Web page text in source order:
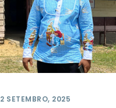
2 SETEMBRO, 2025